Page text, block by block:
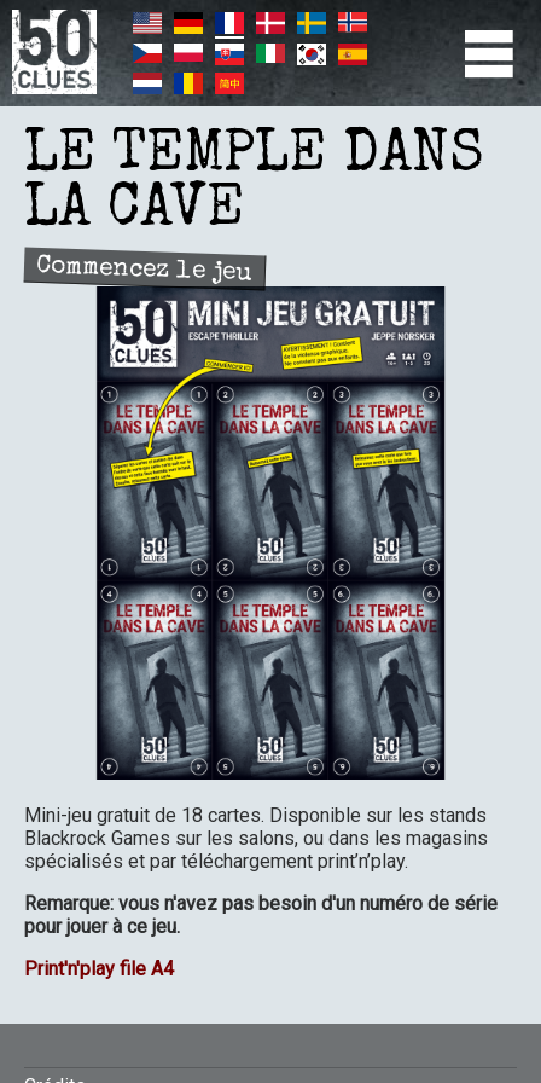
Aller
au
contenu
principal
PRIMÆR
NAVIGATION
LE TEMPLE DANS
LA CAVE
Commencez le jeu
Mini-jeu gratuit de 18 cartes. Disponible sur les stands
Blackrock Games sur les salons, ou dans les magasins
spécialisés et par téléchargement print’n’play.
Remarque: vous n'avez pas besoin d'un numéro de série
pour jouer à ce jeu.
Print'n'play file A4